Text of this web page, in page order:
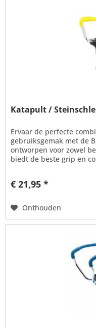
Katapult /
Ervaar de perfecte
gebruiksgemak met de
ontworpen voor zowel
biedt de beste grip en
€ 21,95 *
Onthouden